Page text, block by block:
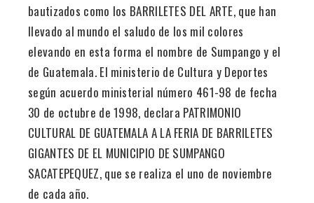
bautizados como los BARRILETES DEL ARTE, que han
llevado al mundo el saludo de los mil colores
elevando en esta forma el nombre de Sumpango y el
de Guatemala. El ministerio de Cultura y Deportes
según acuerdo ministerial número 461-98 de fecha
30 de octubre de 1998, declara PATRIMONIO
CULTURAL DE GUATEMALA A LA FERIA DE BARRILETES
GIGANTES DE EL MUNICIPIO DE SUMPANGO
SACATEPEQUEZ, que se realiza el uno de noviembre
de cada año.